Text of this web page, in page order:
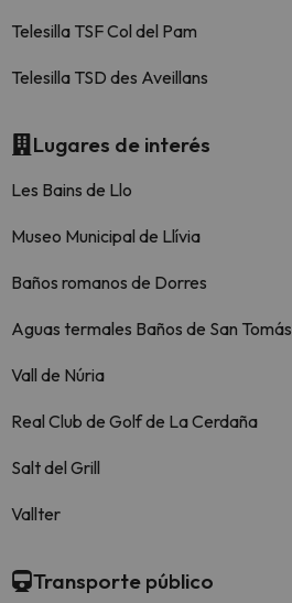
Telesilla TSF Col del Pam
Telesilla TSD des Aveillans
Lugares de interés
Les Bains de Llo
Museo Municipal de Llívia
Baños romanos de Dorres
Aguas termales Baños de San Tomás
Vall de Núria
Real Club de Golf de La Cerdaña
Salt del Grill
Vallter
Transporte público